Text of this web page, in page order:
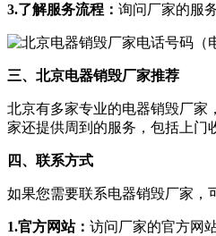
3.了解服务流程： 询问厂家的服
三、北京电器销毁厂家推荐
北京有多家专业的电器销毁厂家
家还提供周到的服务，包括上门
四、联系方式
如果您需要联系电器销毁厂家，
1.官方网站： 访问厂家的官方网